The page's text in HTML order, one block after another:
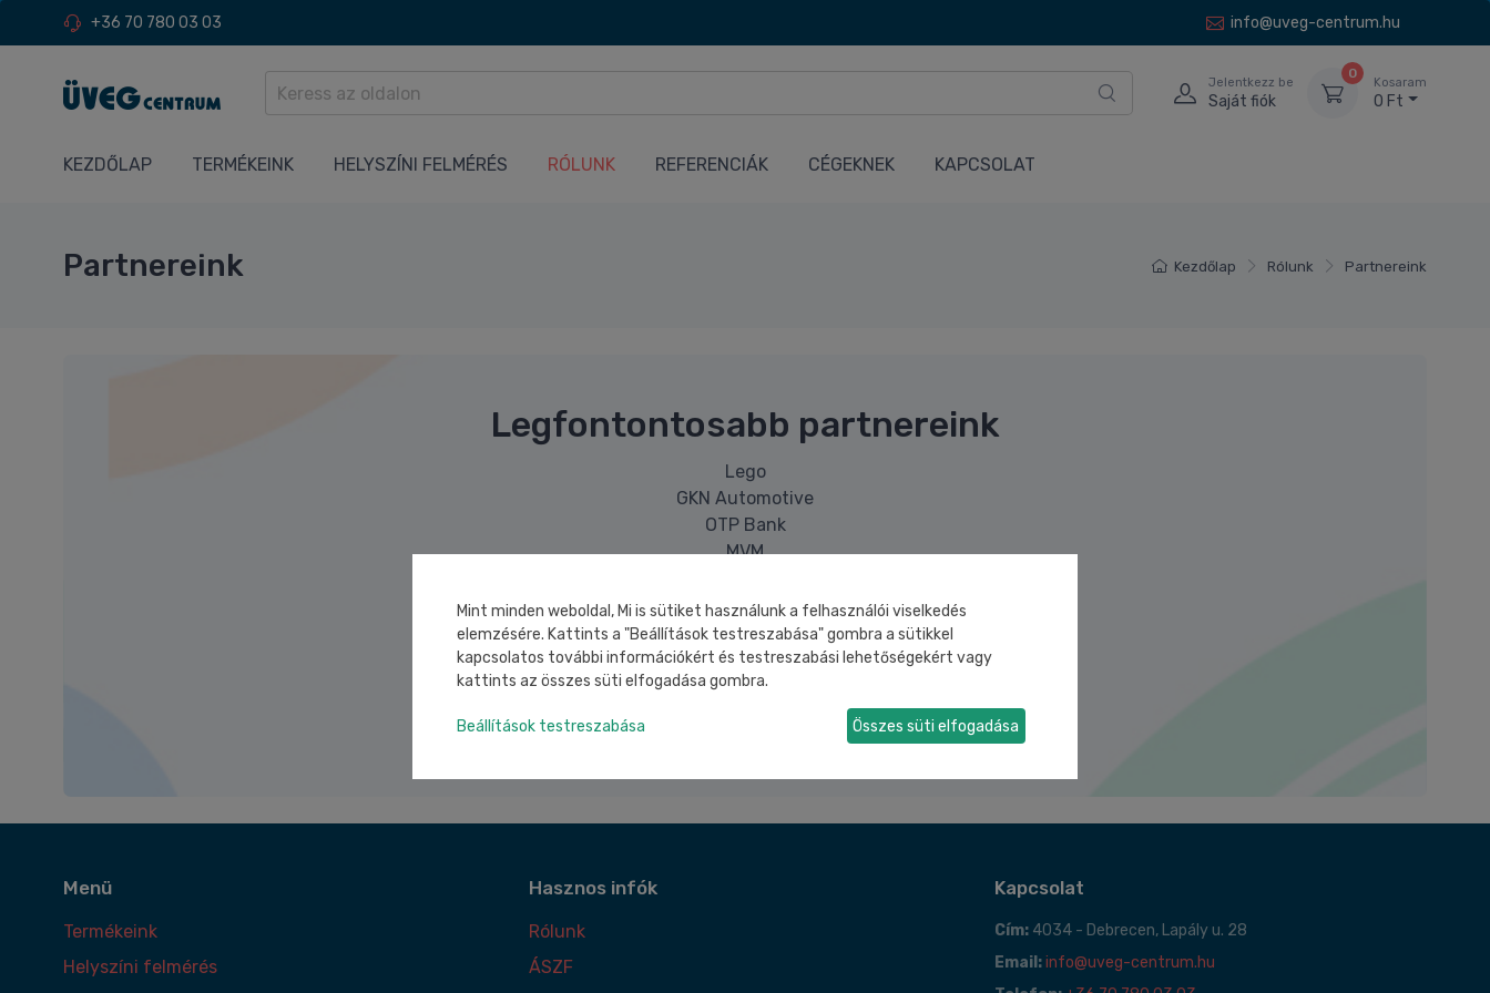
+36 70 780 03 03 info@uveg-centrum.hu
Jelentkezz be
Saját fiók
0
Kosaram
0 Ft
KEZDŐLAP TERMÉKEINK HELYSZÍNI FELMÉRÉS RÓLUNK REFERENCIÁK CÉGEKNEK KAPCSOLAT
Kezdőlap Rólunk Partnereink
Partnereink
Legfontontosabb partnereink
Lego
GKN Automotive
OTP Bank
MVM
Generálkivitelező partnereink
GMB Solutions Zrt
Menü
Termékeink
Helyszíni felmérés
Hasznos infók
Rólunk
ÁSZF
Kapcsolat
Cím: 4034 - Debrecen, Lapály u. 28
Email:info@uveg-centrum.hu
Mint minden weboldal, Mi is sütiket használunk a felhasználói viselkedés
elemzésére. Kattints a "Beállítások testreszabása" gombra a sütikkel
kapcsolatos további információkért és testreszabási lehetőségekért vagy
kattints az összes süti elfogadása gombra.
Beállítások testreszabása Összes süti elfogadása